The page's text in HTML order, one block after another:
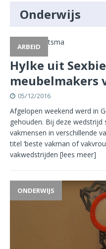
Onderwijs
ARBEID
Hylke uit
meubelmakers
05/12/2016
Afgelopen weekend werd in
gehouden. Bij deze
vakmensen in verschillende
titel ‘beste vakman of
vakwedstrijden [lees meer]
ONDERWIJS